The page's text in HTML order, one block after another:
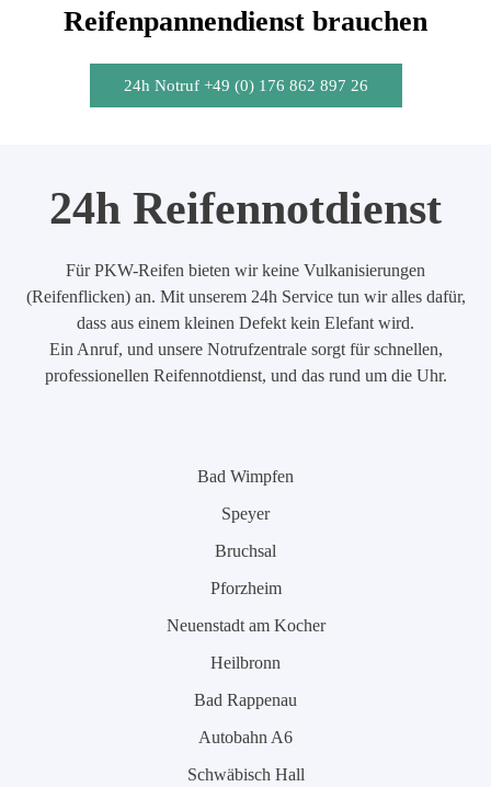
Reifenpannendienst brauchen
24h Notruf +49 (0) 176 862 897 26
24h Reifennotdienst
Für PKW-Reifen bieten wir keine Vulkanisierungen
(Reifenflicken) an. Mit unserem 24h Service tun wir alles dafür,
dass aus einem kleinen Defekt kein Elefant wird.
Ein Anruf, und unsere Notrufzentrale sorgt für schnellen,
professionellen Reifennotdienst, und das rund um die Uhr.
Bad Wimpfen
Speyer
Bruchsal
Pforzheim
Neuenstadt am Kocher
Heilbronn
Bad Rappenau
Autobahn A6
Schwäbisch Hall